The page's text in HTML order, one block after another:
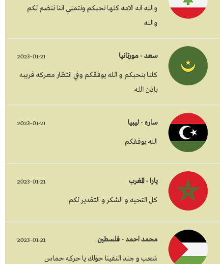
والله انه الامه كلها نحبكم ونتمني اننا ننضم لكم
والله
سعد - مورتانيا 2023-01-21
كلنا بنحبكم و الله يوفقكم وفي انتظار معركه قريبه
باذن الله
ساره - ليبيا 2023-01-21
الله يوفقكم
يارا - المغرب 2023-01-21
كل التحيه و الشكر و التقدير لكم
محمد احمد - فلسطين 2023-01-21
شعب و جند التفينا حولك يا حركه حماس